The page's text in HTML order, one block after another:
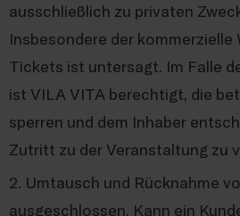
ausschließlich zu privaten
Insbesondere der
Tickets ist untersagt. Im Falle
ist VILA VITA berechtigt, die
sperren und dem Inhaber
Zutritt zu der Veranstaltung zu
2. Umtausch und Rücknahme
ausgeschlossen. Kann ein